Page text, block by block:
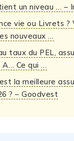
un niveau … –
vie ou Livrets ?
nouveaux …
taux du PEL,
Ce qui …
la meilleure
? – Goodvest